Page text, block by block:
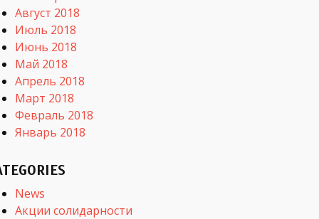
Август 2018
Июль 2018
Июнь 2018
Май 2018
Апрель 2018
Март 2018
Февраль 2018
Январь 2018
News
Акции солидарности